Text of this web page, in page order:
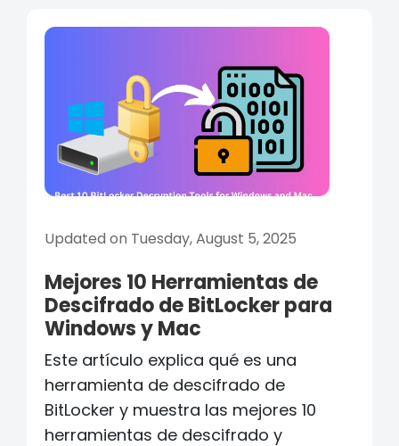
Updated on Tuesday, August 5, 2025
Mejores 10 Herramientas de
Descifrado de BitLocker para
Windows y Mac
Este artículo explica qué es una
herramienta de descifrado de
BitLocker y muestra las mejores 10
herramientas de descifrado y